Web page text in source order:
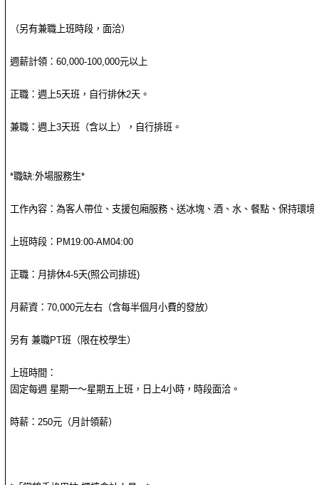
（另有兼職上班時段，面洽）
週薪計領：60,000-100,000元以上
正職：週上5天班，自行排休2天。
兼職：週上3天班（含以上），自行排班。
*職缺:外場服務生*
工作內容：為客人帶位、支援包廂服務、送冰塊、酒、水、餐點、保持環境
上班時段：PM19:00-AM04:00
正職：月排休4-5天(照公司排班)
月薪資：70,000元左右（含每半個月小費的發放）
另有 兼職PT班（限在校學生）
上班時間：
固定每週 星期一～星期五上班，日上4小時，時段面洽。
時薪：250元（月計領薪）